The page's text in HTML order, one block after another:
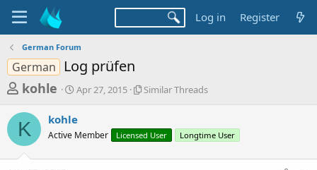
Log in Register
German Forum
German Log prüfen
T
r
e
a
kohle
S
r
t
a
Apr 27, 2015
S
l
r
Similar Threads
K kohle
Active Member Licensed User Longtime User